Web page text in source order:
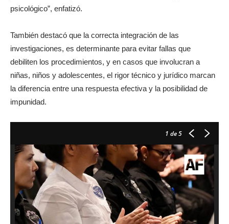
psicológico”, enfatizó.
También destacó que la correcta integración de las
investigaciones, es determinante para evitar fallas que
debiliten los procedimientos, y en casos que involucran a
niñas, niños y adolescentes, el rigor técnico y jurídico marcan
la diferencia entre una respuesta efectiva y la posibilidad de
impunidad.
1 de 5